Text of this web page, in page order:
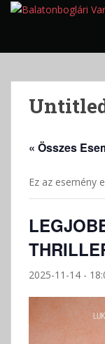
p
« Összes
Ez az esemény
2025-11-14 -